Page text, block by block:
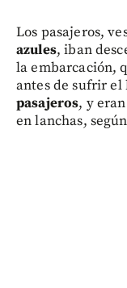
Los pasajeros,
azules, iban
la embarcación,
antes de sufrir
pasajeros, y
en lanchas,